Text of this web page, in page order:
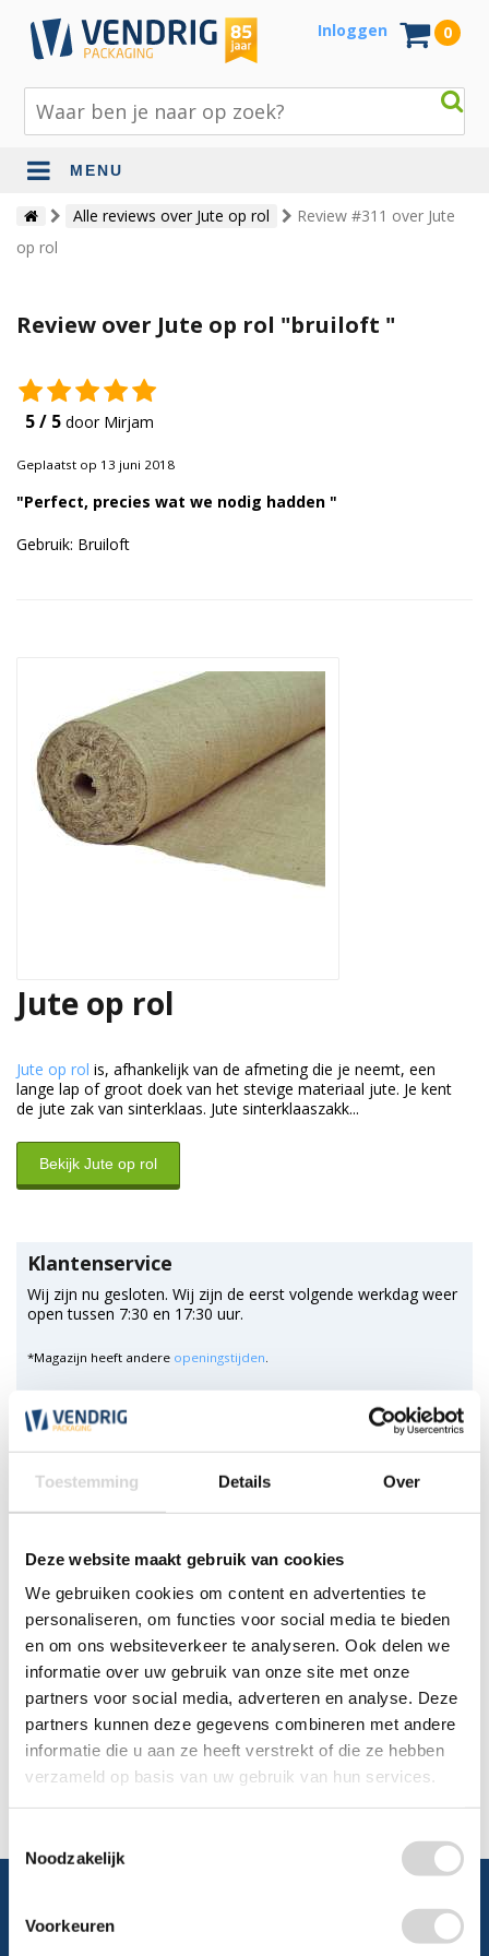
Toestemming Details Over
Deze website maakt gebruik van cookies
We gebruiken cookies om content en advertenties te
personaliseren, om functies voor social media te bieden
en om ons websiteverkeer te analyseren. Ook delen we
informatie over uw gebruik van onze site met onze
partners voor social media, adverteren en analyse. Deze
partners kunnen deze gegevens combineren met andere
informatie die u aan ze heeft verstrekt of die ze hebben
verzameld op basis van uw gebruik van hun services.
Noodzakelijk
Voorkeuren
Inloggen 0
MENU
Beschermingsmateriaal
Bouw- en tuinmaterialen
Papier en karton
Tape en stickers
Verhuismaterialen
Duurzame verpakkingen
Bedrukte verpakkingen
Alle reviews over Jute op rol
Review #311 over Jute
op rol
Review over Jute op rol "bruiloft "
5 / 5 door Mirjam
Geplaatst op 13 juni 2018
"Perfect, precies wat we nodig hadden "
Gebruik: Bruiloft
Jute op rol
Jute op rol is, afhankelijk van de afmeting die je neemt, een
lange lap of groot doek van het stevige materiaal jute. Je kent
de jute zak van sinterklaas. Jute sinterklaaszakk...
Bekijk Jute op rol
Klantenservice
Wij zijn nu gesloten. Wij zijn de eerst volgende werkdag weer
open tussen 7:30 en 17:30 uur.
*Magazijn heeft andere openingstijden.
0348 4791 95
Chat
Mailen
Offerte aanvragen
Vraag een speciale prijs op bij ons, wij
kijken naar de mogelijkheden.